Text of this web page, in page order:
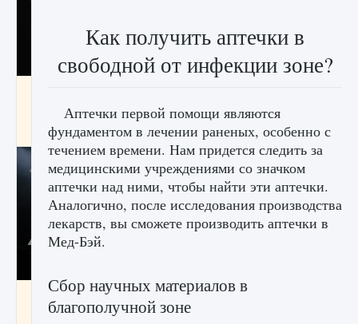
оружия в MW3 и Warzone
9 августа 2024 1 151 0 0
Все новые функции Ultimate Team в EA FC
Как получить аптечки в
свободной от инфекции зоне?
Аптечки первой помощи являются
фундаментом в лечении раненых, особенно с
течением времени. Нам придется следить за
медицинскими учреждениями со значком
аптечки над ними, чтобы найти эти аптечки.
Аналогично, после исследования производства
лекарств, вы сможете производить аптечки в
Мед-Бэй.
Сбор научных материалов в
благополучной зоне